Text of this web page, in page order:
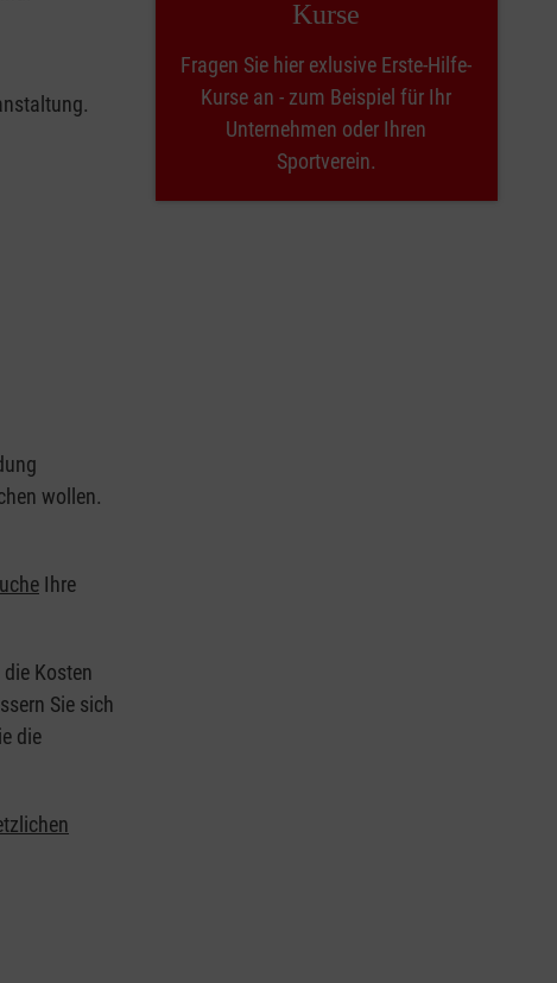
wollen.
Ihre
Kosten
Sie sich
die
Kurse
Fragen Sie hier exlusive Erste-Hilfe-
Kurse an - zum Beispiel für Ihr
Unternehmen oder Ihren
Sportverein.